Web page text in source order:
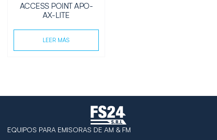
ACCESS POINT APO-
AX-LITE
LEER MÁS
EQUIPOS PARA EMISORAS DE AM & FM